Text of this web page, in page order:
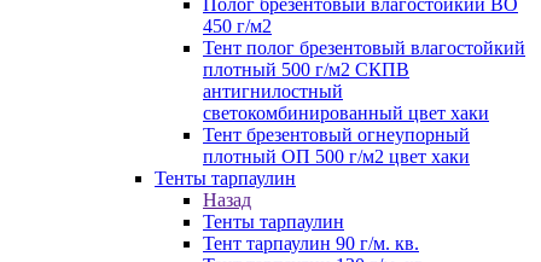
Полог брезентовый влагостойкий ВО
450 г/м2
Тент полог брезентовый влагостойкий
плотный 500 г/м2 СКПВ
антигнилостный
светокомбинированный цвет хаки
Тент брезентовый огнеупорный
плотный ОП 500 г/м2 цвет хаки
Тенты тарпаулин
Назад
Тенты тарпаулин
Тент тарпаулин 90 г/м. кв.